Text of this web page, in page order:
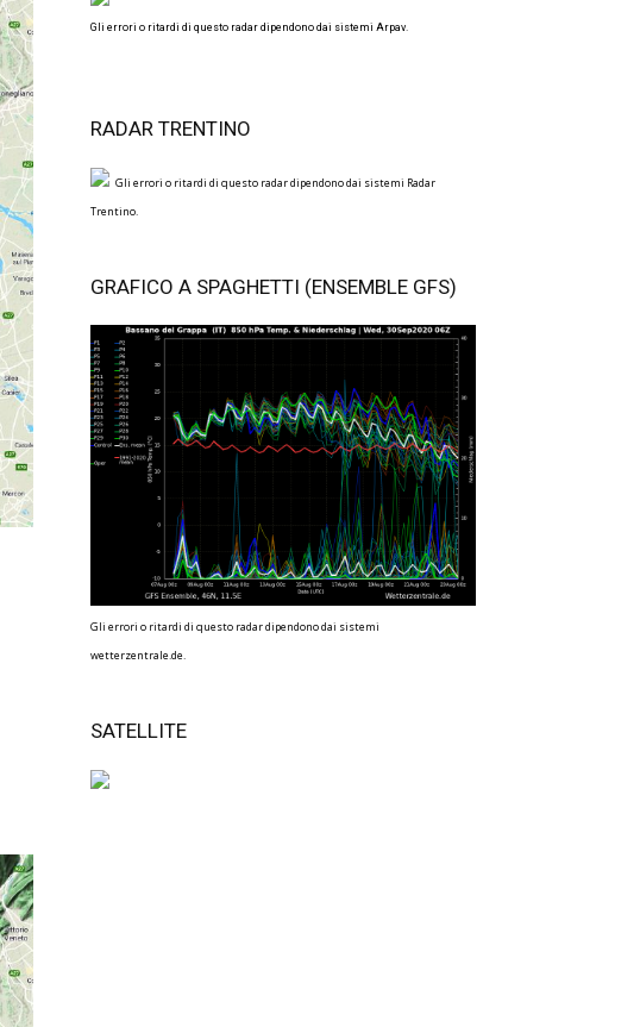
Gli errori o ritardi di questo radar dipendono dai sistemi Arpav.
RADAR TRENTINO
Gli errori o ritardi di questo radar dipendono dai sistemi Radar
Trentino.
GRAFICO A SPAGHETTI (ENSEMBLE GFS)
Gli errori o ritardi di questo radar dipendono dai sistemi
wetterzentrale.de.
SATELLITE